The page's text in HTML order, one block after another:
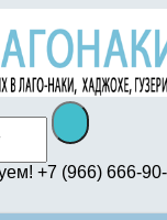
+7 (966) 666-